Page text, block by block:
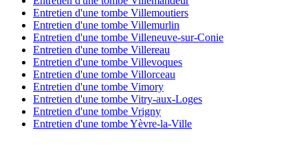
Entretien d'une tombe Villemoutiers
Entretien d'une tombe Villemurlin
Entretien d'une tombe Villeneuve-sur-Conie
Entretien d'une tombe Villereau
Entretien d'une tombe Villevoques
Entretien d'une tombe Villorceau
Entretien d'une tombe Vimory
Entretien d'une tombe Vitry-aux-Loges
Entretien d'une tombe Vrigny
Entretien d'une tombe Yèvre-la-Ville